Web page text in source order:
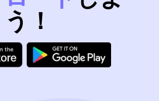
う！